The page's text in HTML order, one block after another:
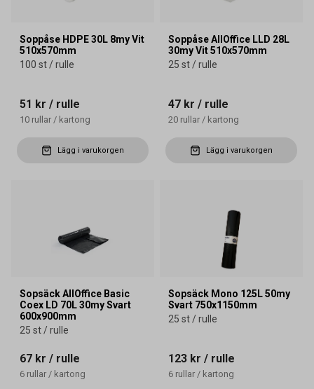
Soppåse HDPE 30L 8my Vit
510x570mm
100 st / rulle
51 kr / rulle
10 rullar / kartong
Lägg i varukorgen
Soppåse AllOffice LLD 28L
30my Vit 510x570mm
25 st / rulle
47 kr / rulle
20 rullar / kartong
Lägg i varukorgen
Sopsäck AllOffice Basic
Coex LD 70L 30my Svart
600x900mm
25 st / rulle
67 kr / rulle
6 rullar / kartong
Sopsäck Mono 125L 50my
Svart 750x1150mm
25 st / rulle
123 kr / rulle
6 rullar / kartong